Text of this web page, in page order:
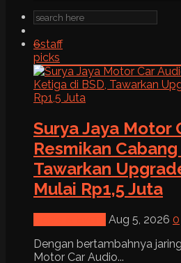
6staff
picks
Surya Jaya Motor
Resmikan
Tawarkan
Mulai Rp1,5 Juta
Aug 5, 2026 0
Dengan bertambahnya
Motor Car Audio...